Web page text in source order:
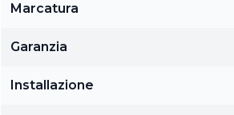
Marcatura
Garanzia
Installazione